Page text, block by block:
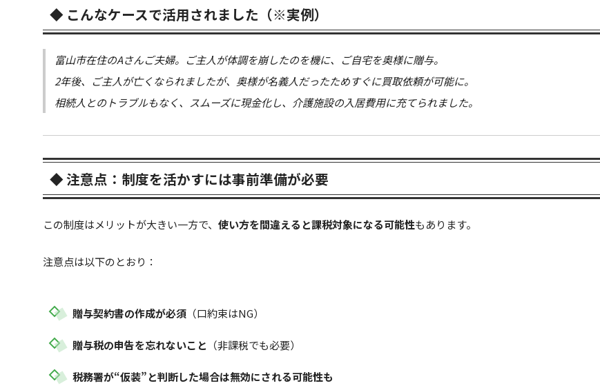
◆ こんなケースで活用されました（※実例）
富山市在住のAさんご夫婦。ご主人が体調を崩したのを機に、ご自宅を奥様に贈与。
2年後、ご主人が亡くなられましたが、奥様が名義人だったためすぐに買取依頼が可能に。
相続人とのトラブルもなく、スムーズに現金化し、介護施設の入居費用に充てられました。
◆ 注意点：制度を活かすには事前準備が必要
この制度はメリットが大きい一方で、 使い方を間違えると課税対象になる可能性もあります。
注意点は以下のとおり：
贈与契約書の作成が必須（口約束はNG）
贈与税の申告を忘れないこと （非課税でも必要）
税務署が“仮装”と判断した場合は無効にされる可能性も